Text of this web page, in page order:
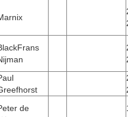
de